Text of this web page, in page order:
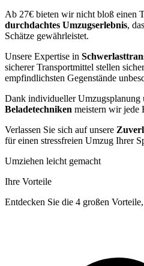
Ab 27€ bieten wir nicht bloß einen
durchdachtes Umzugserlebnis,
Schätze gewährleistet.
Unsere Expertise in
sicherer Transportmittel stellen
empfindlichsten Gegenstände
Dank individueller Umzugsplanung
Beladetechniken meistern wir jede
Verlassen Sie sich auf unsere
für einen stressfreien Umzug Ihrer
Umziehen leicht gemacht
Ihre Vorteile
Entdecken Sie die 4 großen